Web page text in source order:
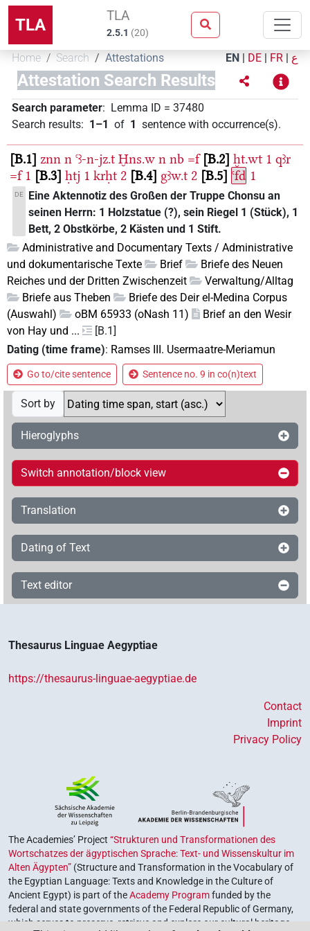
TLA TLA
2.5.1 (20)
Home Search Attestations EN | DE | FR | ع
Attestation Search Results
Search parameter: Lemma ID = 37480
Search results: 1–1 of 1 sentence with occurrence(s).
B.1 znn n ꜥꜣ-n-jz.t Ḫns.w n nb =f B.2 ḫt.wt 1 qꜣr
=f 1 B.3 ḥtj 1 krḥt 2 B.4 gꜣw.t 2 B.5 ꜥfd 1
DE
Eine Aktennotiz des Großen der Truppe Chonsu an
seinen Herrn: 1 Holzstatue (?), sein Riegel 1 (Stück), 1
Bett, 2 Obstkörbe, 2 Kästen und 1 Stift.
Administrative and Documentary Texts / Administrative
und dokumentarische Texte
Brief
Briefe des Neuen
Reiches und der Dritten Zwischenzeit
Verwaltung/Alltag
Briefe aus Theben
Briefe des Deir el-Medina Corpus
(Auswahl)
oBM 65933 (oNash 11)
Brief an den Wesir
von Hay und ...
[B.1]
Dating (time frame): Ramses III. Usermaatre-Meriamun
Go to/cite sentence Sentence no. 9 in co(n)text
Sort by
Hieroglyphs
Switch annotation/block view
Translation
Dating of Text
Text editor
Thesaurus Linguae Aegyptiae
https://thesaurus-linguae-aegyptiae.de
Contact
Imprint
Privacy Policy
The Academies’ Project “Strukturen und Transformationen des
Wortschatzes der ägyptischen Sprache: Text- und Wissenskultur im
Alten Ägypten” (Structure and Transformation in the Vocabulary of
the Egyptian Language: Texts and Knowledge in the Culture of
Ancient Egypt) is part of theAcademy Programfunded by the
federal and state governments of the Federal Republic of Germany,
which serves to preserve, retrieve and explore our cultural heritage.